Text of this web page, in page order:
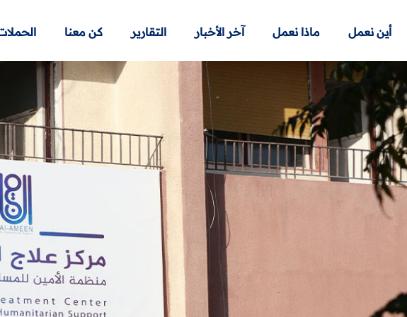
أين نعمل ماذا نعمل آخر الأخبار التقارير كن معنا